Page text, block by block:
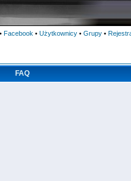
• Facebook • Użytkownicy • Grupy •
FAQ